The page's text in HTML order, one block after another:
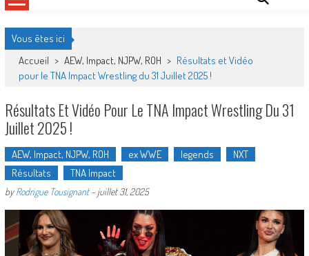
Vous êtes ici
Accueil > AEW, Impact, NJPW, ROH > Résultats et Vidéo
pour le TNA Impact Wrestling du 31 Juillet 2025 !
Résultats Et Vidéo Pour Le TNA Impact Wrestling Du 31
Juillet 2025 !
AEW, Impact, NJPW, ROH ex WWE legends
NXT
Résultats
TNA Impact
byRodrigue Tousignant- juillet 31, 2025